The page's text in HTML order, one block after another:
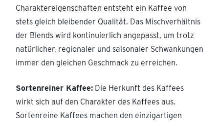
Charaktereigenschaften entsteht ein Kaffee von
stets gleich bleibender Qualität. Das Mischverhältnis
der Blends wird kontinuierlich angepasst, um trotz
natürlicher, regionaler und saisonaler Schwankungen
immer den gleichen Geschmack zu erreichen.
Sortenreiner Kaffee: Die Herkunft des Kaffees
wirkt sich auf den Charakter des Kaffees aus.
Sortenreine Kaffees machen den einzigartigen